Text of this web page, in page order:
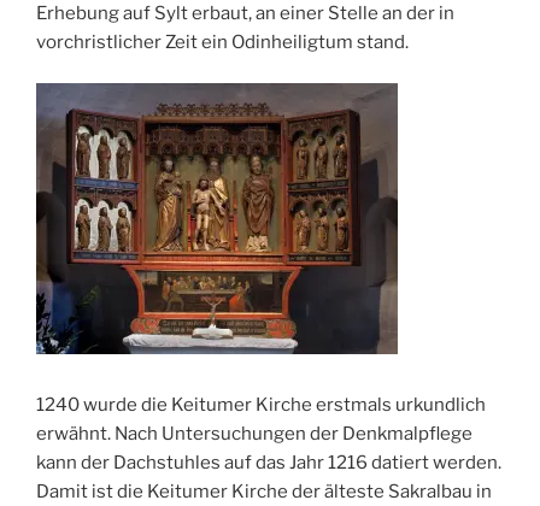
Erhebung auf Sylt erbaut, an einer Stelle an der in
vorchristlicher Zeit ein Odinheiligtum stand.
1240 wurde die Keitumer Kirche erstmals urkundlich
erwähnt. Nach Untersuchungen der Denkmalpflege
kann der Dachstuhles auf das Jahr 1216 datiert werden.
Damit ist die Keitumer Kirche der älteste Sakralbau in